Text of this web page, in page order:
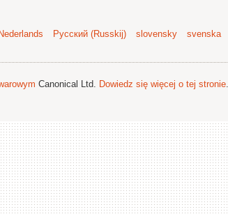
Nederlands Русский (Russkij) slovensky svenska
Canonical Ltd. Dowiedz się więcej o tej stronie.